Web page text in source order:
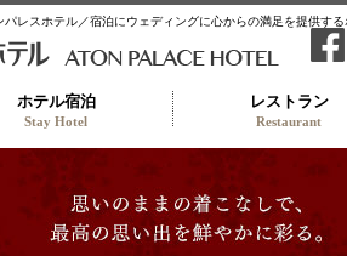
レスホテル／宿泊にウェディングに心からの満足を提供する
ホテル宿泊
Stay Hotel
レストラン
Restaurant